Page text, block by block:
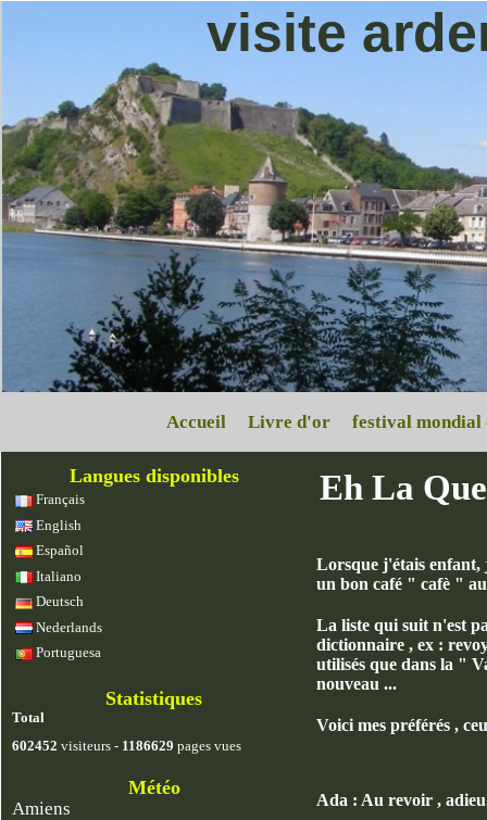
visite
Accueil Livre d'or festival mondial
Langues disponibles
Français
English
Español
Italiano
Deutsch
Nederlands
Portuguesa
Statistiques
Total
602452 visiteurs - 1186629 pages vues
Météo
Amiens
Eh La
Lorsque j'étais enfant,
un bon café " cafè "
La liste qui suit n'est
dictionnaire , ex :
utilisés que dans la "
nouveau ...
Voici mes préférés ,
Ada : Au revoir ,